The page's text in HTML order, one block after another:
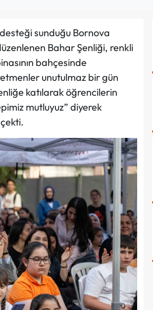
sunduğu Bornova
Bahar Şenliği, renkli
bahçesinde
unutulmaz bir gün
katılarak öğrencilerin
mutluyuz” diyerek